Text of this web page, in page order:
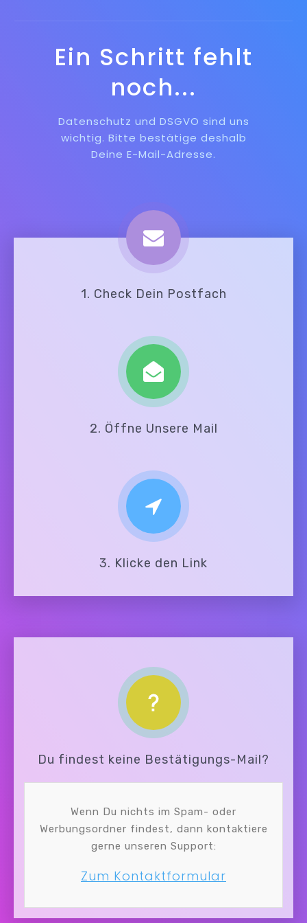
Ein Schritt fehlt
noch...
Datenschutz und DSGVO sind uns
wichtig. Bitte bestätige deshalb
Deine E-Mail-Adresse.
1. Check Dein Postfach
2. Öffne Unsere Mail
3. Klicke den Link
Du findest keine Bestätigungs-Mail?
Wenn Du nichts im Spam- oder
Werbungsordner findest, dann kontaktiere
gerne unseren Support:
Zum Kontaktformular